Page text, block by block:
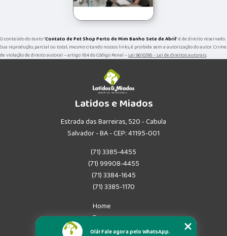
O conteúdo do texto "Contato de Pet Shop Perto de Mim Banho Sete de Abril" é de direito reservado.
Sua reprodução, parcial ou total, mesmo citando nossos links, é proibida sem a autorização do autor. Crime
de violação de direito autoral – artigo 184 do Código Penal –Lei 9610/98 - Lei de direitos autorais.
Latidos e Miados
Estrada das Barreiras, 520 - Cabula
Salvador - BA - CEP: 41195-001
(71) 3385-4455
(71) 99908-4455
(71) 3384-1645
(71) 3385-1170
Home
Empresa
Missão
Olá! Fale agora pelo WhatsApp.